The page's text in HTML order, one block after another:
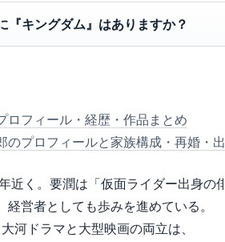
『キングダム』はありますか？
ロフィール・経歴・作品まとめ
のプロフィールと家族構成・再婚・
近く。要潤は「仮面ライダー出身の
経営者としても歩みを進めている。
河ドラマと大型映画の両立は、